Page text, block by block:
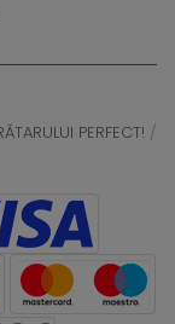
PERFECT! /